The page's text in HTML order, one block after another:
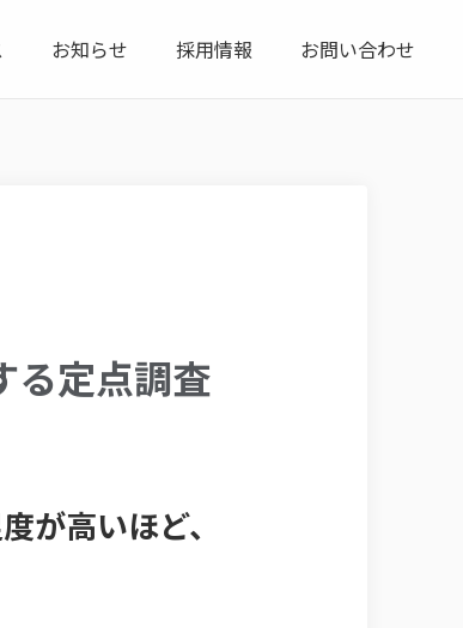
お知らせ 採用情報 お問い合わせ
る定点調査
が高いほど、